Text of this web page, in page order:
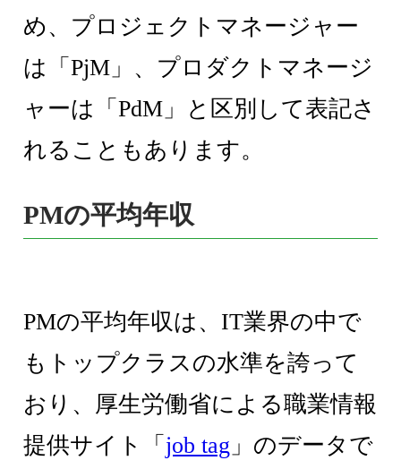
め、プロジェクトマネージャー
は「PjM」、プロダクトマネージ
ャーは「PdM」と区別して表記さ
れることもあります。
PMの平均年収
PMの平均年収は、IT業界の中で
もトップクラスの水準を誇って
おり、厚生労働省による職業情報
提供サイト「 job tag 」のデータで